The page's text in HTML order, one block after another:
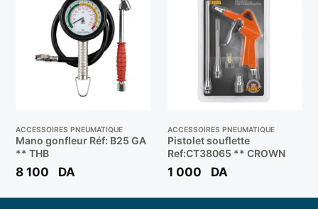
ACCESSOIRES PNEUMATIQUE
Mano gonfleur Réf: B25 GA
** THB
8 100 DA
ACCESSOIRES PNEUMATIQUE
Pistolet souflette
Ref:CT38065 ** CROWN
1 000 DA